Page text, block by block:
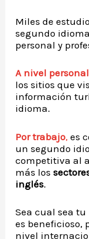
Miles de
segundo
personal y
A nivel personal
los sitios que
información
idioma.
Por trabajo, es
un segundo
competitiva al
más los
inglés.
Sea cual sea
es beneficioso,
nivel